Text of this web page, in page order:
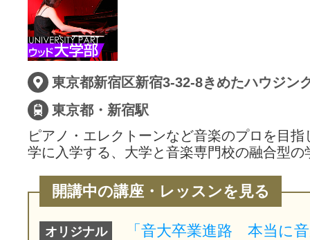
東京都新宿区新宿3-32-8きめたハウジン
東京都・新宿駅
ピアノ・エレクトーンなど音楽のプロを目
学に入学する、大学と音楽専門校の融合型
開講中の講座・レッスンを見る
オリジナル